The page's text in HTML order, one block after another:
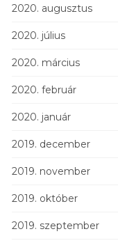
2020. augusztus
2020. július
2020. március
2020. február
2020. január
2019. december
2019. november
2019. október
2019. szeptember